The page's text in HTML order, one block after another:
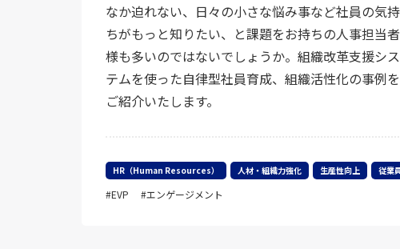
なか迫れない、日々の小さな悩み事など社員の気持
ちがもっと知りたい、と課題をお持ちの人事担当者
様も多いのではないでしょうか。組織改革支援シス
テムを使った自律型社員育成、組織活性化の事例を
ご紹介いたします。
HR（Human Resources） 人材・組織力強化 生産性向上 従業
EVP エンゲージメント